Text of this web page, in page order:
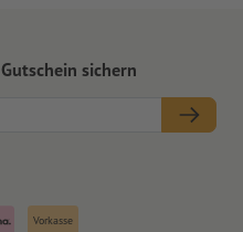
sichern
Vorkasse